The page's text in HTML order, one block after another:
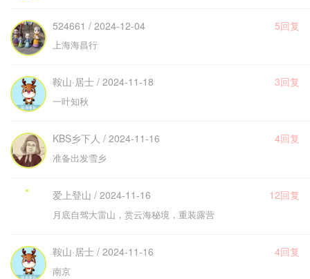
524661 / 2024-12-04 5回复
上海海昌行
鞍山·居士 / 2024-11-18 3回复
一叶知秋
KBS乡下人 / 2024-11-16 4回复
准备出发雪乡
爱上登山 / 2024-11-16 12回复
月底自驾大雷山，赏云海秘境，重装露营
鞍山·居士 / 2024-11-16 4回复
南京